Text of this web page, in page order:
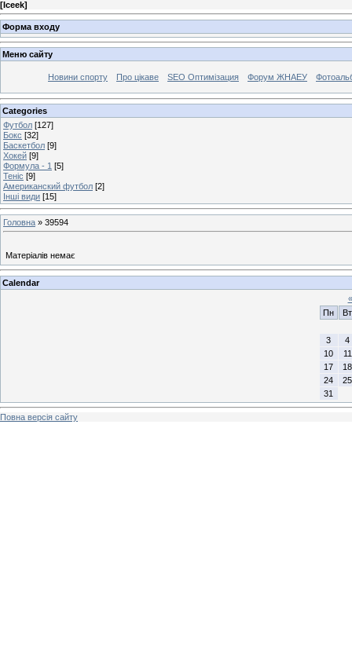
[Iceek]
Форма входу
Меню сайту
Новини спорту Про цікаве SEO Оптимізация Форум ЖНАЕУ
Categories
Футбол [127]
Бокс [32]
Баскетбол [9]
Хокей [9]
Формула - 1 [5]
Теніс [9]
Американский футбол [2]
Інші види [15]
Головна » 39594
Матеріалів немає
Calendar
«
Пн
Вт
3
4
10
11
17
18
24
25
31
Повна версія сайту